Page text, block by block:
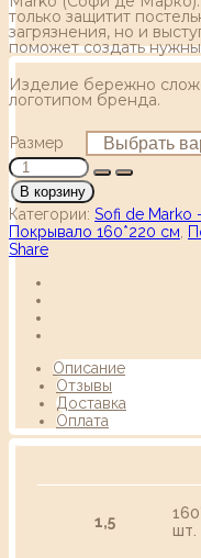
только защитит
загрязнения, но и
поможет создать
Изделие бережно
логотипом бренда.
Размер
В корзину
Категории: Sofi de Marko
Покрывало 160*220 см
Share
Описание
Отзывы
Доставка
Оплата
1,5
шт.